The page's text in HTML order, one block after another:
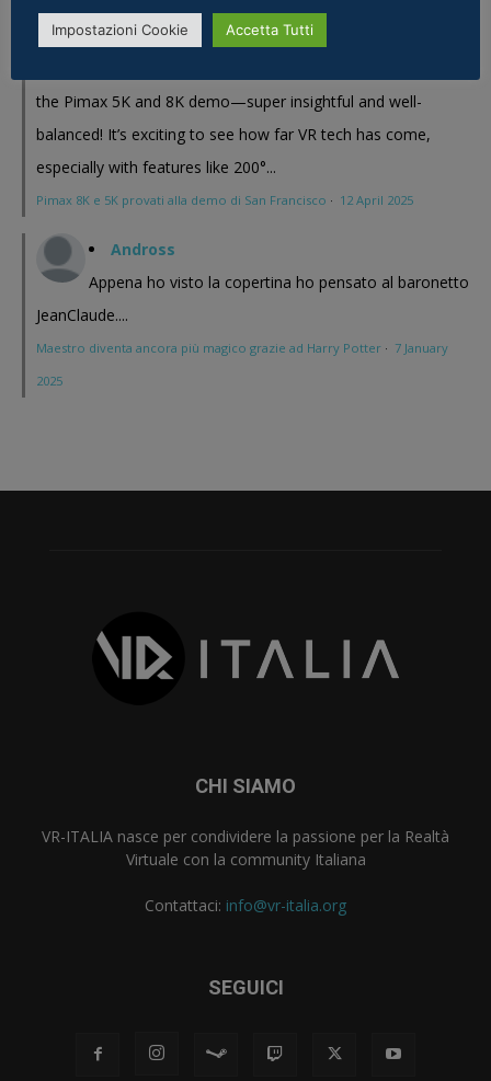
Eric Marcus
the Pimax 5K and 8K demo—super insightful and well-
balanced! It’s exciting to see how far VR tech has come,
especially with features like 200°...
Pimax 8K e 5K provati alla demo di San Francisco · 12 April 2025
Andross
Appena ho visto la copertina ho pensato al baronetto
JeanClaude....
Maestro diventa ancora più magico grazie ad Harry Potter · 7 January
2025
CHI SIAMO
VR-ITALIA nasce per condividere la passione per la Realtà
Virtuale con la community Italiana
Contattaci: info@vr-italia.org
SEGUICI
Impostazioni Cookie Accetta Tutti